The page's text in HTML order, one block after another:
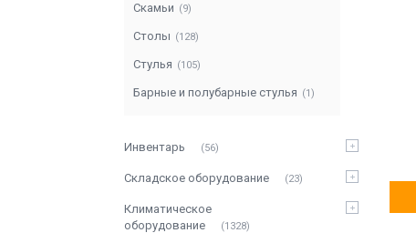
Скамьи 9
Столы 128
Стулья 105
Барные и полубарные стулья 1
Инвентарь 56
Складское оборудование 23
Климатическое
оборудование
1328